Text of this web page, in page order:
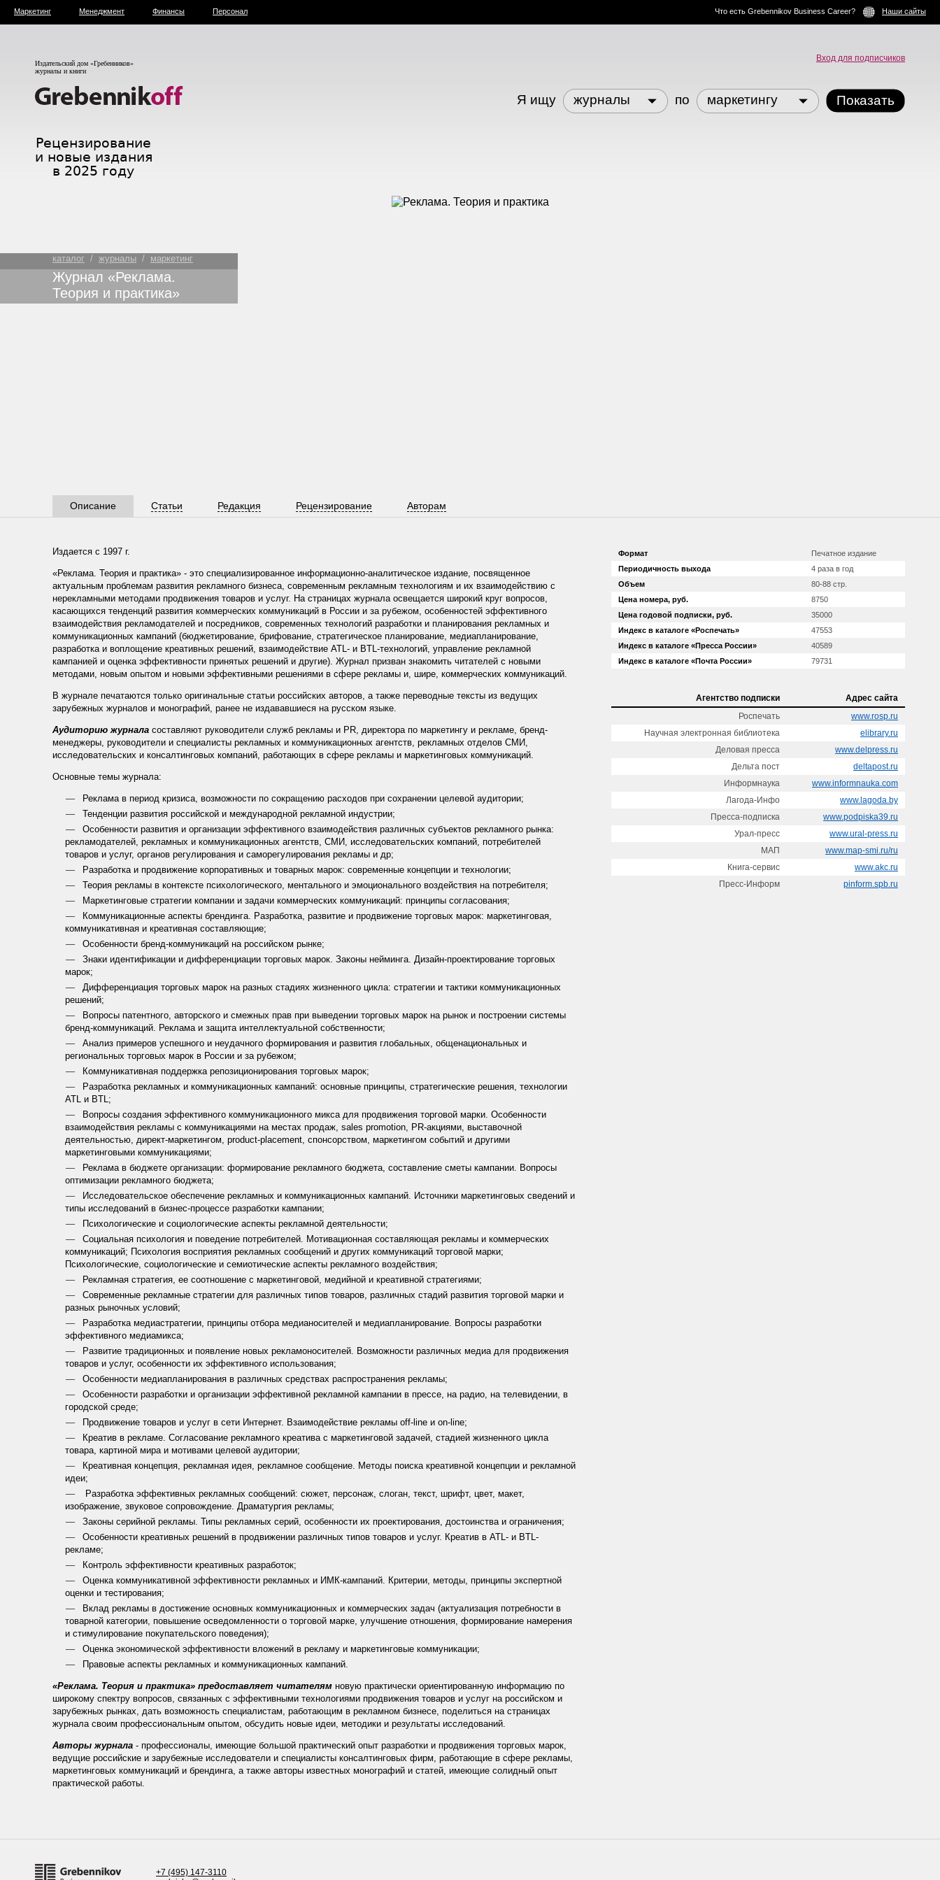
Маркетинг Менеджмент Финансы Персонал Что есть Grebennikov Business Career? Наши сайты
Вход для подписчиков
Издательский дом «Гребенников»
журналы и книги
Я ищу журналы по маркетингу Показать
каталог / журналы / маркетинг
Журнал «Реклама.
Теория и практика»
Описание Статьи Редакция Рецензирование Авторам
Издается с 1997 г.
«Реклама. Теория и практика» - это специализированное информационно-аналитическое издание, посвященное
актуальным проблемам развития рекламного бизнеса, современным рекламным технологиям и их взаимодействию с
нерекламными методами продвижения товаров и услуг. На страницах журнала освещается широкий круг вопросов,
касающихся тенденций развития коммерческих коммуникаций в России и за рубежом, особенностей эффективного
взаимодействия рекламодателей и посредников, современных технологий разработки и планирования рекламных и
коммуникационных кампаний (бюджетирование, брифование, стратегическое планирование, медиапланирование,
разработка и воплощение креативных решений, взаимодействие ATL- и BTL-технологий, управление рекламной
кампанией и оценка эффективности принятых решений и другие). Журнал призван знакомить читателей с новыми
методами, новым опытом и новыми эффективными решениями в сфере рекламы и, шире, коммерческих коммуникаций.
В журнале печатаются только оригинальные статьи российских авторов, а также переводные тексты из ведущих
зарубежных журналов и монографий, ранее не издававшиеся на русском языке.
Аудиторию журнала составляют руководители служб рекламы и PR, директора по маркетингу и рекламе, бренд-
менеджеры, руководители и специалисты рекламных и коммуникационных агентств, рекламных отделов СМИ,
исследовательских и консалтинговых компаний, работающих в сфере рекламы и маркетинговых коммуникаций.
Основные темы журнала:
Реклама в период кризиса, возможности по сокращению расходов при сохранении целевой аудитории;
Тенденции развития российской и международной рекламной индустрии;
Особенности развития и организации эффективного взаимодействия различных субъектов рекламного рынка:
рекламодателей, рекламных и коммуникационных агентств, СМИ, исследовательских компаний, потребителей
товаров и услуг, органов регулирования и саморегулирования рекламы и др;
Разработка и продвижение корпоративных и товарных марок: современные концепции и технологии;
Теория рекламы в контексте психологического, ментального и эмоционального воздействия на потребителя;
Маркетинговые стратегии компании и задачи коммерческих коммуникаций: принципы согласования;
Коммуникационные аспекты брендинга. Разработка, развитие и продвижение торговых марок: маркетинговая,
коммуникативная и креативная составляющие;
Особенности бренд-коммуникаций на российском рынке;
Знаки идентификации и дифференциации торговых марок. Законы нейминга. Дизайн-проектирование торговых
марок;
Дифференциация торговых марок на разных стадиях жизненного цикла: стратегии и тактики коммуникационных
решений;
Вопросы патентного, авторского и смежных прав при выведении торговых марок на рынок и построении системы
бренд-коммуникаций. Реклама и защита интеллектуальной собственности;
Анализ примеров успешного и неудачного формирования и развития глобальных, общенациональных и
региональных торговых марок в России и за рубежом;
Коммуникативная поддержка репозиционирования торговых марок;
Разработка рекламных и коммуникационных кампаний: основные принципы, стратегические решения, технологии
ATL и BTL;
Вопросы создания эффективного коммуникационного микса для продвижения торговой марки. Особенности
взаимодействия рекламы с коммуникациями на местах продаж, sales promotion, PR-акциями, выставочной
деятельностью, директ-маркетингом, product-placement, спонсорством, маркетингом событий и другими
маркетинговыми коммуникациями;
Реклама в бюджете организации: формирование рекламного бюджета, составление сметы кампании. Вопросы
оптимизации рекламного бюджета;
Исследовательское обеспечение рекламных и коммуникационных кампаний. Источники маркетинговых сведений и
типы исследований в бизнес-процессе разработки кампании;
Психологические и социологические аспекты рекламной деятельности;
Социальная психология и поведение потребителей. Мотивационная составляющая рекламы и коммерческих
коммуникаций; Психология восприятия рекламных сообщений и других коммуникаций торговой марки;
Психологические, социологические и семиотические аспекты рекламного воздействия;
Рекламная стратегия, ее соотношение с маркетинговой, медийной и креативной стратегиями;
Современные рекламные стратегии для различных типов товаров, различных стадий развития торговой марки и
разных рыночных условий;
Разработка медиастратегии, принципы отбора медианосителей и медиапланирование. Вопросы разработки
эффективного медиамикса;
Развитие традиционных и появление новых рекламоносителей. Возможности различных медиа для продвижения
товаров и услуг, особенности их эффективного использования;
Особенности медиапланирования в различных средствах распространения рекламы;
Особенности разработки и организации эффективной рекламной кампании в прессе, на радио, на телевидении, в
городской среде;
Продвижение товаров и услуг в сети Интернет. Взаимодействие рекламы off-line и on-line;
Креатив в рекламе. Согласование рекламного креатива с маркетинговой задачей, стадией жизненного цикла
товара, картиной мира и мотивами целевой аудитории;
Креативная концепция, рекламная идея, рекламное сообщение. Методы поиска креативной концепции и рекламной
идеи;
Разработка эффективных рекламных сообщений: сюжет, персонаж, слоган, текст, шрифт, цвет, макет,
изображение, звуковое сопровождение. Драматургия рекламы;
Законы серийной рекламы. Типы рекламных серий, особенности их проектирования, достоинства и ограничения;
Особенности креативных решений в продвижении различных типов товаров и услуг. Креатив в ATL- и BTL-
рекламе;
Контроль эффективности креативных разработок;
Оценка коммуникативной эффективности рекламных и ИМК-кампаний. Критерии, методы, принципы экспертной
оценки и тестирования;
Вклад рекламы в достижение основных коммуникационных и коммерческих задач (актуализация потребности в
товарной категории, повышение осведомленности о торговой марке, улучшение отношения, формирование намерения
и стимулирование покупательского поведения);
Оценка экономической эффективности вложений в рекламу и маркетинговые коммуникации;
Правовые аспекты рекламных и коммуникационных кампаний.
«Реклама. Теория и практика» предоставляет читателям новую практически ориентированную информацию по
широкому спектру вопросов, связанных с эффективными технологиями продвижения товаров и услуг на российском и
зарубежных рынках, дать возможность специалистам, работающим в рекламном бизнесе, поделиться на страницах
журнала своим профессиональным опытом, обсудить новые идеи, методики и результаты исследований.
Авторы журнала - профессионалы, имеющие большой практический опыт разработки и продвижения торговых марок,
ведущие российские и зарубежные исследователи и специалисты консалтинговых фирм, работающие в сфере рекламы,
маркетинговых коммуникаций и брендинга, а также авторы известных монографий и статей, имеющие солидный опыт
практической работы.
Формат
Печатное издание
Периодичность выхода
4 раза в год
Объем
80-88 стр.
Цена номера, руб.
8750
Цена годовой подписки, руб.
35000
Индекс в каталоге «Роспечать»
47553
Индекс в каталоге «Пресса России»
40589
Индекс в каталоге «Почта России»
79731
Агентство подписки
Адрес сайта
Роспечать
www.rosp.ru
Научная электронная библиотека
elibrary.ru
Деловая пресса
www.delpress.ru
Дельта пост
deltapost.ru
Информнаука
www.informnauka.com
Лагода-Инфо
www.lagoda.by
Пресса-подписка
www.podpiska39.ru
Урал-пресс
www.ural-press.ru
МАП
www.map-smi.ru/ru
Книга-сервис
www.akc.ru
Пресс-Информ
pinform.spb.ru
+7 (495) 147-3110